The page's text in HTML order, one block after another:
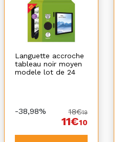
Languette accroche
tableau noir moyen
modele lot de 24
-38,98% 18€19
11€10